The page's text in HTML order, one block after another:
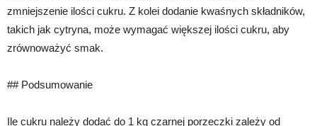
zmniejszenie ilości cukru. Z kolei dodanie kwaśnych składników,
takich jak cytryna, może wymagać większej ilości cukru, aby
zrównoważyć smak.
## Podsumowanie
Ile cukru należy dodać do 1 kg czarnej porzeczki zależy od